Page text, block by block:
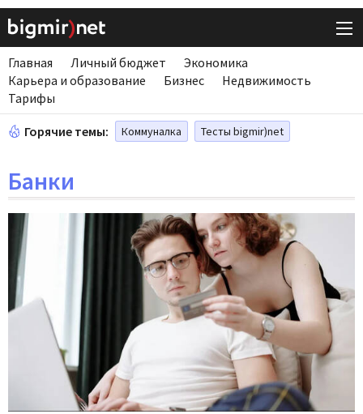
Главная Личный бюджет
Экономика
Карьера и образование
Бизнес
Недвижимость
Тарифы
Горячие темы: Коммуналка Тесты bigmir)net
Банки